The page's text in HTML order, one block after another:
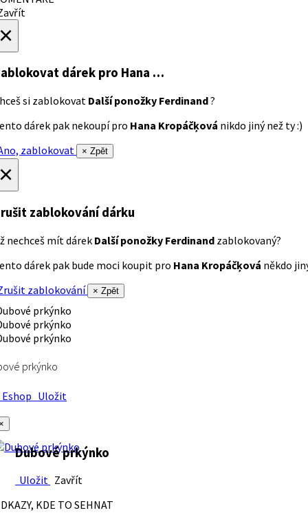
dárek pro Hana …
si zablokovat Další ponožky Ferdinand?
dárek pak nekoupí pro Hana Kropáčķová nikdo jiný než ty :)
zablokovat
× Zpět
zablokování dárku
nechceš mít dárek Další ponožky Ferdinand zablokovaný?
dárek pak bude moci koupit pro Hana Kropáčķová někdo
zablokování
× Zpět
prkýnko
Uložit
Dubové prkýnko
Uložit Zavřít
KDE TO SEHNAT